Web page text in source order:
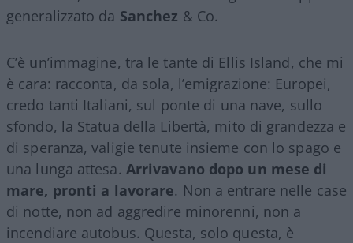
generalizzato da Sanchez & Co.
C’è un’immagine, tra le tante di Ellis Island, che mi
è cara: racconta, da sola, l’emigrazione: Europei,
credo tanti Italiani, sul ponte di una nave, sullo
sfondo, la Statua della Libertà, mito di grandezza e
di speranza, valigie tenute insieme con lo spago e
una lunga attesa. Arrivavano dopo un mese di
mare, pronti a lavorare. Non a entrare nelle case
di notte, non ad aggredire minorenni, non a
incendiare autobus. Questa, solo questa, è